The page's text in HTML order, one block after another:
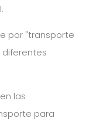
por "transporte
diferentes
las
para